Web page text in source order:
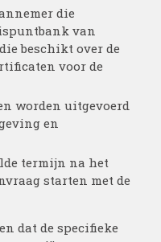
die
van
beschikt over de
voor de
worden uitgevoerd
en
termijn na het
starten met de
dat de specifieke